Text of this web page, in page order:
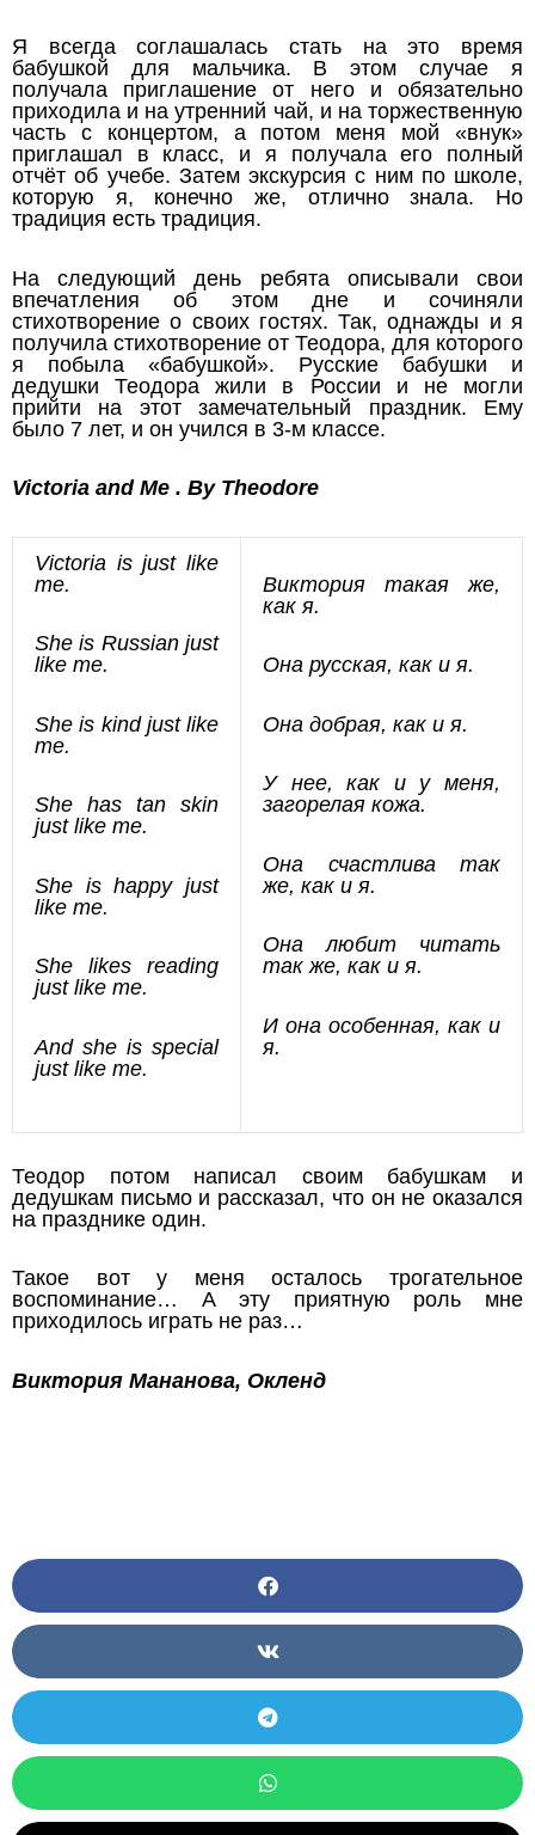
Я всегда соглашалась стать на это время
бабушкой для мальчика. В этом случае я
получала приглашение от него и обязательно
приходила и на утренний чай, и на торжественную
часть с концертом, а потом меня мой «внук»
приглашал в класс, и я получала его полный
отчёт об учебе. Затем экскурсия с ним по школе,
которую я, конечно же, отлично знала. Но
традиция есть традиция.
На следующий день ребята описывали свои
впечатления об этом дне и сочиняли
стихотворение о своих гостях. Так, однажды и я
получила стихотворение от Теодора, для которого
я побыла «бабушкой». Русские бабушки и
дедушки Теодора жили в России и не могли
прийти на этот замечательный праздник. Ему
было 7 лет, и он учился в 3-м классе.
Victoria and Me . By Theodore
Victoria is just like
me.
She is Russian just
like me.
She is kind just like
me.
She has tan skin
just like me.
She is happy just
like me.
She likes reading
just like me.
And she is special
just like me.
Виктория такая же,
как я.
Она русская, как и я.
Она добрая, как и я.
У нее, как и у меня,
загорелая кожа.
Она счастлива так
же, как и я.
Она любит читать
так же, как и я.
И она особенная, как и
я.
Теодор потом написал своим бабушкам и
дедушкам письмо и рассказал, что он не оказался
на празднике один.
Такое вот у меня осталось трогательное
воспоминание… А эту приятную роль мне
приходилось играть не раз…
Виктория Мананова, Окленд